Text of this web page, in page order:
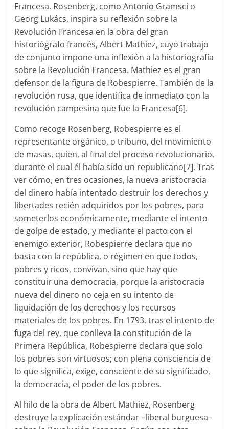
Francesa. Rosenberg, como Antonio Gramsci o
Georg Lukács, inspira su reflexión sobre la
Revolución Francesa en la obra del gran
historiógrafo francés, Albert Mathiez, cuyo trabajo
de conjunto impone una inflexión a la historiografía
sobre la Revolución Francesa. Mathiez es el gran
defensor de la figura de Robespierre. También de la
revolución rusa, que identifica de inmediato con la
revolución campesina que fue la Francesa[6].
Como recoge Rosenberg, Robespierre es el
representante orgánico, o tribuno, del movimiento
de masas, quien, al final del proceso revolucionario,
durante el cual él había sido un republicano[7]. Tras
ver cómo, en tres ocasiones, la nueva aristocracia
del dinero había intentado destruir los derechos y
libertades recién adquiridos por los pobres, para
someterlos económicamente, mediante el intento
de golpe de estado, y mediante el pacto con el
enemigo exterior, Robespierre declara que no
basta con la república, o régimen en que todos,
pobres y ricos, convivan, sino que hay que
constituir una democracia, porque la aristocracia
nueva del dinero no ceja en su intento de
liquidación de los derechos y los recursos
materiales de los pobres. En 1793, tras el intento de
fuga del rey, que conlleva la constitución de la
Primera República, Robespierre declara que solo
los pobres son virtuosos; con plena consciencia de
lo que significa, exige, consciente de su significado,
la democracia, el poder de los pobres.
Al hilo de la obra de Albert Mathiez, Rosenberg
destruye la explicación estándar –liberal burguesa–